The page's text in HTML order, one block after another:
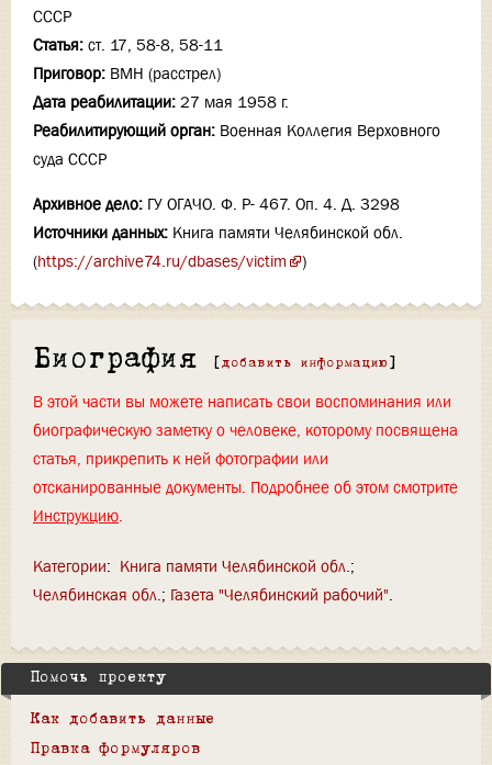
СССР
Статья: ст. 17, 58-8, 58-11
Приговор: ВМН (расстрел)
Дата реабилитации: 27 мая 1958 г.
Реабилитирующий орган: Военная Коллегия Верховного
суда СССР
Архивное дело: ГУ ОГАЧО. Ф. Р- 467. Оп. 4. Д. 3298
Источники данных: Книга памяти Челябинской обл.
(https://archive74.ru/dbases/victim )
Биография [ добавить информацию ]
В этой части вы можете написать свои воспоминания или
биографическую заметку о человеке, которому посвящена
статья, прикрепить к ней фотографии или
отсканированные документы. Подробнее об этом смотрите
Инструкцию.
Категории: Книга памяти Челябинской обл.
Челябинская обл. Газета "Челябинский рабочий"
Помочь проекту
Как добавить данные
Правка формуляров